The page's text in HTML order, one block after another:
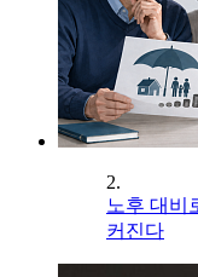
2.
노후 대비
커진다